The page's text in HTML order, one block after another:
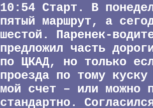
10:54 Старт. В
пятый маршрут, а
шестой. Паренек-
предложил часть
по ЦКАД, но только
проезда по тому
мой счет – или можно
стандартно.